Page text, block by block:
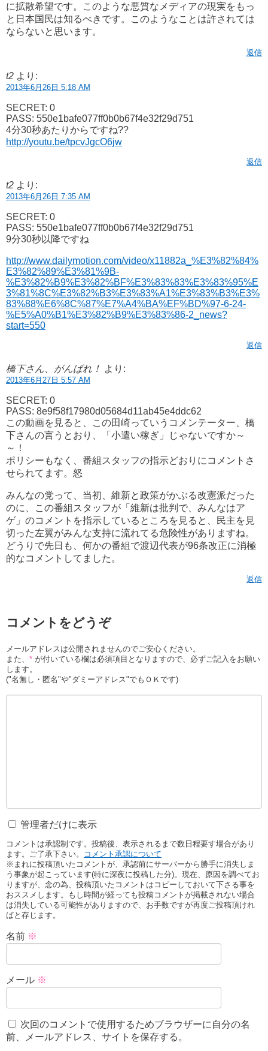
に拡散希望です。このような悪質なメディアの現実をもっ
と日本国民は知るべきです。このようなことは許されては
ならないと思います。
返信
t2 より:
2013年6月26日 5:18 AM
SECRET: 0
PASS: 550e1bafe077ff0b0b67f4e32f29d751
4分30秒あたりからですね??
http://youtu.be/tpcvJgcO6jw
返信
t2 より:
2013年6月26日 7:35 AM
SECRET: 0
PASS: 550e1bafe077ff0b0b67f4e32f29d751
9分30秒以降ですね
http://www.dailymotion.com/video/x11882a_%E3%82%84%
E3%82%89%E3%81%9B-
%E3%82%B9%E3%82%BF%E3%83%83%E3%83%95%E
3%81%8C%E3%82%B3%E3%83%A1%E3%83%B3%E3%
83%88%E6%8C%87%E7%A4%BA%EF%BD%97-6-24-
%E5%A0%B1%E3%82%B9%E3%83%86-2_news?
start=550
返信
橋下さん、がんばれ！ より:
2013年6月27日 5:57 AM
SECRET: 0
PASS: 8e9f58f17980d05684d11ab45e4ddc62
この動画を見ると、この田崎っていうコメンテーター、橋
下さんの言うとおり、「小遣い稼ぎ」じゃないですか～
～！
ポリシーもなく、番組スタッフの指示どおりにコメントさ
せられてます。怒
みんなの党って、当初、維新と政策がかぶる改憲派だった
のに、この番組スタッフが「維新は批判で、みんなはア
ゲ」のコメントを指示しているところを見ると、民主を見
切った左翼がみんな支持に流れてる危険性がありますね。
どうりで先日も、何かの番組で渡辺代表が96条改正に消極
的なコメントしてました。
返信
コメントをどうぞ
メールアドレスは公開されませんのでご安心ください。
また、 * が付いている欄は必須項目となりますので、必ずご記入をお願い
します。
("名無し・匿名"や"ダミーアドレス"でもＯＫです)
管理者だけに表示
コメントは承認制です。投稿後、表示されるまで数日程要す場合があり
ます。ご了承下さい。
コメント承認について
※まれに投稿頂いたコメントが、承認前にサーバーから勝手に消失しま
う事象が起こっています(特に深夜に投稿した分)。現在、原因を調べてお
りますが、念の為、投稿頂いたコメントはコピーしておいて下さる事を
おススメします。もし時間が経っても投稿コメントが掲載されない場合
は消失している可能性がありますので、お手数ですが再度ご投稿頂けれ
ばと存じます。
名前 ※
メール ※
次回のコメントで使用するためブラウザーに自分の名
前、メールアドレス、サイトを保存する。